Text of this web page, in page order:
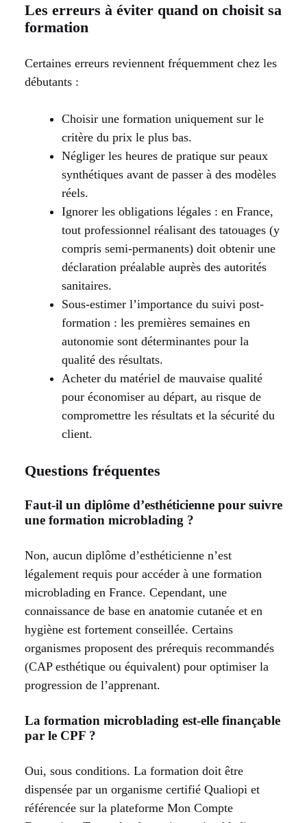
Les erreurs à éviter quand on choisit sa
formation
Certaines erreurs reviennent fréquemment chez les
débutants :
Choisir une formation uniquement sur le
critère du prix le plus bas.
Négliger les heures de pratique sur peaux
synthétiques avant de passer à des modèles
réels.
Ignorer les obligations légales : en France,
tout professionnel réalisant des tatouages (y
compris semi-permanents) doit obtenir une
déclaration préalable auprès des autorités
sanitaires.
Sous-estimer l’importance du suivi post-
formation : les premières semaines en
autonomie sont déterminantes pour la
qualité des résultats.
Acheter du matériel de mauvaise qualité
pour économiser au départ, au risque de
compromettre les résultats et la sécurité du
client.
Questions fréquentes
Faut-il un diplôme d’esthéticienne pour suivre
une formation microblading ?
Non, aucun diplôme d’esthéticienne n’est
légalement requis pour accéder à une formation
microblading en France. Cependant, une
connaissance de base en anatomie cutanée et en
hygiène est fortement conseillée. Certains
organismes proposent des prérequis recommandés
(CAP esthétique ou équivalent) pour optimiser la
progression de l’apprenant.
La formation microblading est-elle finançable
par le CPF ?
Oui, sous conditions. La formation doit être
dispensée par un organisme certifié Qualiopi et
référencée sur la plateforme Mon Compte